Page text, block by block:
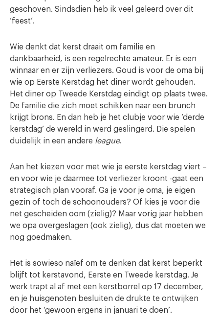
geschoven. Sindsdien heb ik veel geleerd over dit
‘feest’.
Wie denkt dat kerst draait om familie en
dankbaarheid, is een regelrechte amateur. Er is een
winnaar en er zijn verliezers. Goud is voor de oma bij
wie op Eerste Kerstdag het diner wordt gehouden.
Het diner op Tweede Kerstdag eindigt op plaats twee.
De familie die zich moet schikken naar een brunch
krijgt brons. En dan heb je het clubje voor wie ‘derde
kerstdag’ de wereld in werd geslingerd. Die spelen
duidelijk in een andere league.
Aan het kiezen voor met wie je eerste kerstdag viert –
en voor wie je daarmee tot verliezer kroont -gaat een
strategisch plan vooraf. Ga je voor je oma, je eigen
gezin of toch de schoonouders? Of kies je voor die
net gescheiden oom (zielig)? Maar vorig jaar hebben
we opa overgeslagen (ook zielig), dus dat moeten we
nog goedmaken.
Het is sowieso naïef om te denken dat kerst beperkt
blijft tot kerstavond, Eerste en Tweede kerstdag. Je
werk trapt al af met een kerstborrel op 17 december,
en je huisgenoten besluiten de drukte te ontwijken
door het ‘gewoon ergens in januari te doen’.